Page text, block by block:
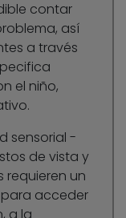
contar
así
a través
el niño,
sensorial -
de vista y
requieren un
acceder
a la